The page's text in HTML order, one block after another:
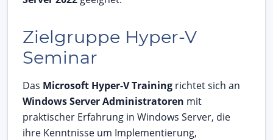
Zielgruppe Hyper-V
Seminar
Das Microsoft Hyper-V Training richtet sich an
Windows Server Administratoren mit
praktischer Erfahrung in Windows Server, die
ihre Kenntnisse um Implementierung,